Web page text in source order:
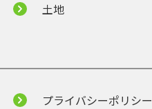
土地
プライバシーポリシー